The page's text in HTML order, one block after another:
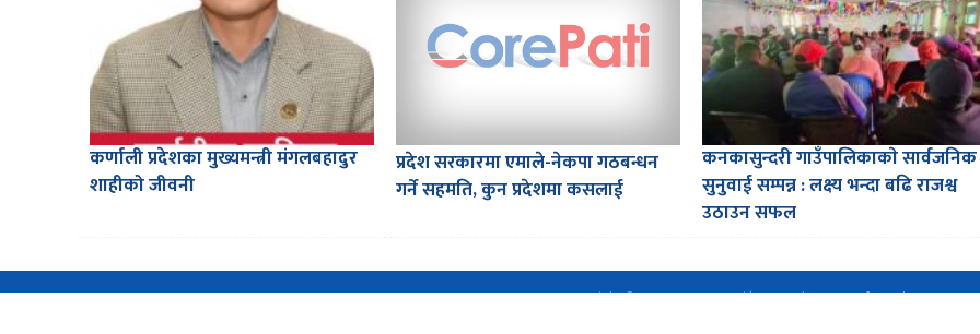
कर्णाली प्रदेशका मुख्यमन्त्री मंगलबहादुर
शाहीको जीवनी
प्रदेश सरकारमा एमाले-नेकपा गठबन्धन
गर्ने सहमति, कुन प्रदेशमा कसलाई
कनकासुन्दरी गाउँपालिकाकाे सार्वजनिक
सुनुवाई सम्पन्न : लक्ष्य भन्दा बढि राजश्व
उठाउन सफल
Copyright © 2016-2026 CorePati | Powered ByEasySoftnepal